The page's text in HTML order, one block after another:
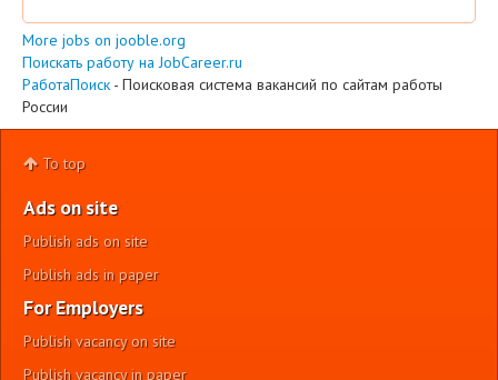
More jobs on jooble.org
Поискать работу на JobCareer.ru
РаботаПоиск - Поисковая система вакансий по сайтам работы
России
To top
Ads on site
Publish ads on site
Publish ads in paper
For Employers
Publish vacancy on site
Publish vacancy in paper